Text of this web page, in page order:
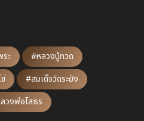
ะ
#หลวงปู่ทวด
#สมเด็จวัดระฆัง
วงพ่อโสธร